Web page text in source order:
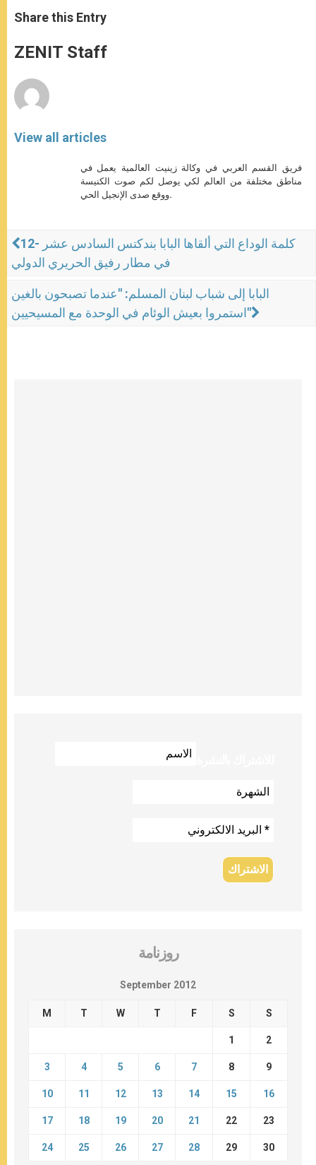
t
s
p
p
s
e
g
e
e
b
o
k
Share this Entry
ZENIT Staff
View all articles
فريق القسم العربي في وكالة زينيت العالمية يعمل في
مناطق مختلفة من العالم لكي يوصل لكم صوت الكنيسة
ووقع صدى الإنجيل الحي.
12- كلمة الوداع التي ألقاها البابا بندكتس السادس عشر
في مطار رفيق الحريري الدولي
البابا إلى شباب لبنان المسلم: "عندما تصبحون بالغين
استمروا بعيش الوئام في الوحدة مع المسيحيين"
روزنامة
September 2012
M T W T F S S
1 2
3 4 5 6 7 8 9
10 11 12 13 14 15 16
17 18 19 20 21 22 23
24 25 26 27 28 29 30